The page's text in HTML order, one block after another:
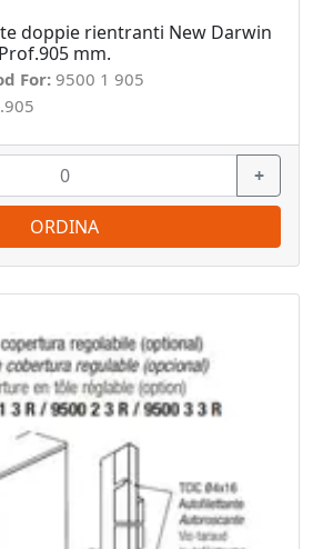
doppie rientranti New Darwin
mm.
For: 9500 1 905
+
ORDINA